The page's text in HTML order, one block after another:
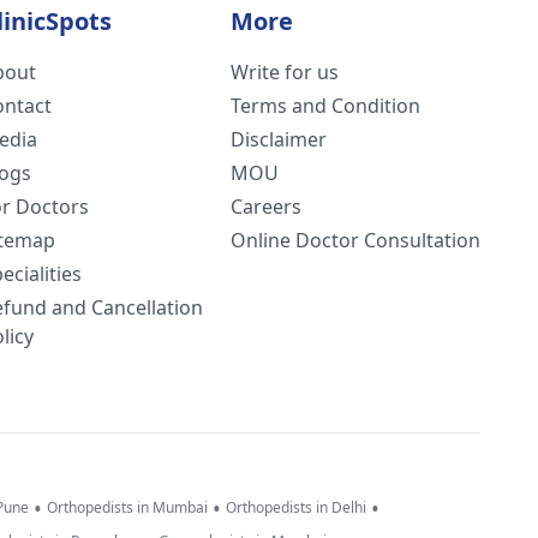
Doctors
and Cancellation
More
Write for us
Terms and Condition
Disclaimer
MOU
Careers
Online Doctor Consultation
• Orthopedists in Mumbai • Orthopedists in Delhi •